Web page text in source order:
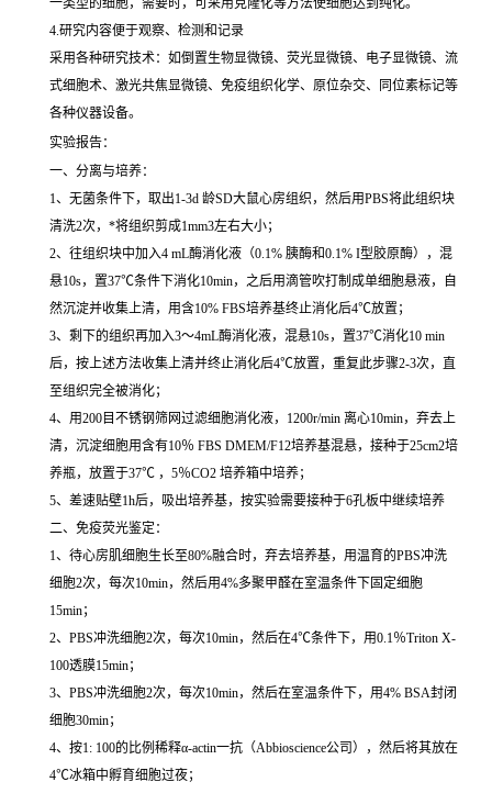
一类型的细胞，需要时，可采用克隆化等方法使细胞达到纯化。
4.研究内容便于观察、检测和记录
采用各种研究技术：如倒置生物显微镜、荧光显微镜、电子显微镜、流
式细胞术、激光共焦显微镜、免疫组织化学、原位杂交、同位素标记等
各种仪器设备。
实验报告：
一、分离与培养：
1、无菌条件下，取出1-3d 龄SD大鼠心房组织，然后用PBS将此组织块
清洗2次，*将组织剪成1mm3左右大小；
2、往组织块中加入4 mL酶消化液（0.1% 胰酶和0.1% I型胶原酶），混
悬10s，置37℃条件下消化10min，之后用滴管吹打制成单细胞悬液，自
然沉淀并收集上清，用含10% FBS培养基终止消化后4℃放置；
3、剩下的组织再加入3～4mL酶消化液，混悬10s，置37℃消化10 min
后，按上述方法收集上清并终止消化后4℃放置，重复此步骤2-3次，直
至组织完全被消化；
4、用200目不锈钢筛网过滤细胞消化液，1200r/min 离心10min，弃去上
清，沉淀细胞用含有10％ FBS DMEM/F12培养基混悬，接种于25cm2培
养瓶，放置于37℃ ，5％CO2 培养箱中培养；
5、差速贴壁1h后，吸出培养基，按实验需要接种于6孔板中继续培养
二、免疫荧光鉴定：
1、待心房肌细胞生长至80%融合时，弃去培养基，用温育的PBS冲洗
细胞2次，每次10min，然后用4%多聚甲醛在室温条件下固定细胞
15min；
2、PBS冲洗细胞2次，每次10min，然后在4℃条件下，用0.1％Triton X-
100透膜15min；
3、PBS冲洗细胞2次，每次10min，然后在室温条件下，用4% BSA封闭
细胞30min；
4、按1: 100的比例稀释α-actin一抗（Abbioscience公司），然后将其放在
4℃冰箱中孵育细胞过夜；